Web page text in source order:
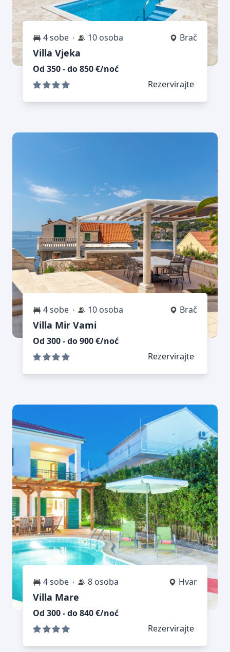
4 sobe 10 osoba Brač
Villa Vjeka
Od 350 - do 850 €/noć
Rezervirajte
4 sobe 10 osoba Brač
Villa Mir Vami
Od 300 - do 900 €/noć
Rezervirajte
4 sobe 8 osoba Hvar
Villa Mare
Od 300 - do 840 €/noć
Rezervirajte